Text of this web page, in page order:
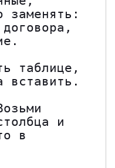
заменять:
таблице,
вставить.
и
в